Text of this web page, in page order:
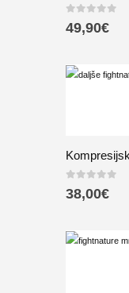
0out of 5
49,90€
38,00€